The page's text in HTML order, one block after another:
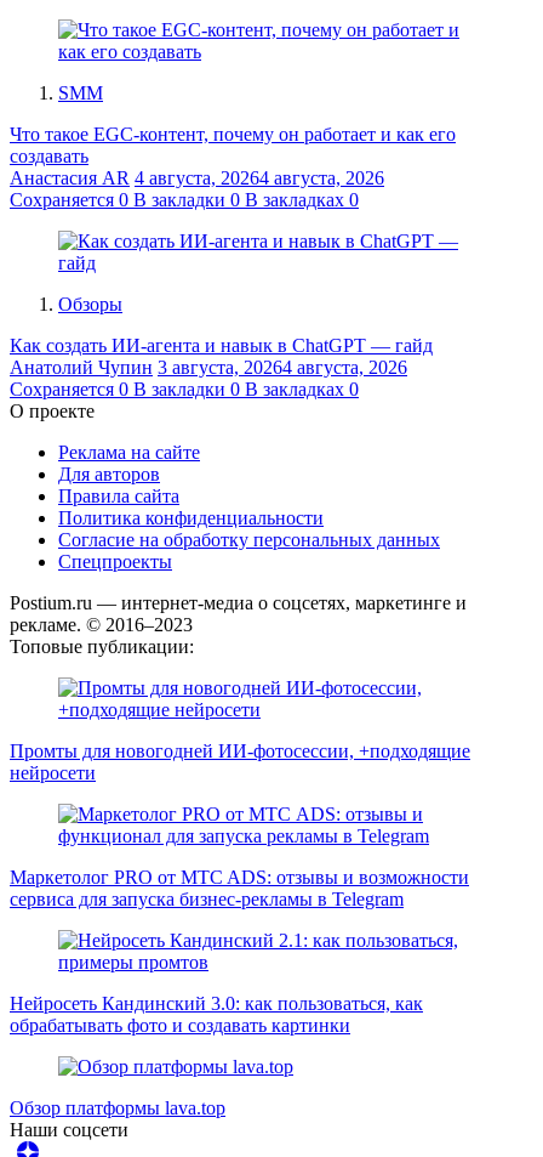
SMM
Что такое EGC-контент, почему он работает и как его
создавать
Анастасия AR 4 августа, 20264 августа, 2026
Сохраняется 0 В закладки 0 В закладках 0
Обзоры
Как создать ИИ-агента и навык в ChatGPT — гайд
Анатолий Чупин 3 августа, 20264 августа, 2026
Сохраняется 0 В закладки 0 В закладках 0
О проекте
Реклама на сайте
Для авторов
Правила сайта
Политика конфиденциальности
Согласие на обработку персональных данных
Спецпроекты
Postium.ru — интернет-медиа о соцсетях, маркетинге и
рекламе. © 2016–2023
Топовые публикации:
Промты для новогодней ИИ-фотосессии, +подходящие
нейросети
Маркетолог PRO от MTC ADS: отзывы и возможности
сервиса для запуска бизнес-рекламы в Telegram
Нейросеть Кандинский 3.0: как пользоваться, как
обрабатывать фото и создавать картинки
Обзор платформы lava.top
Наши соцсети